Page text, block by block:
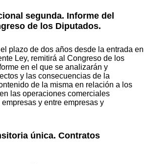
segunda. Informe del
de los Diputados.
plazo de dos años desde la entrada en
Ley, remitirá al Congreso de los
en el que se analizarán y
y las consecuencias de la
de la misma en relación a los
las operaciones comerciales
y entre empresas y
única. Contratos